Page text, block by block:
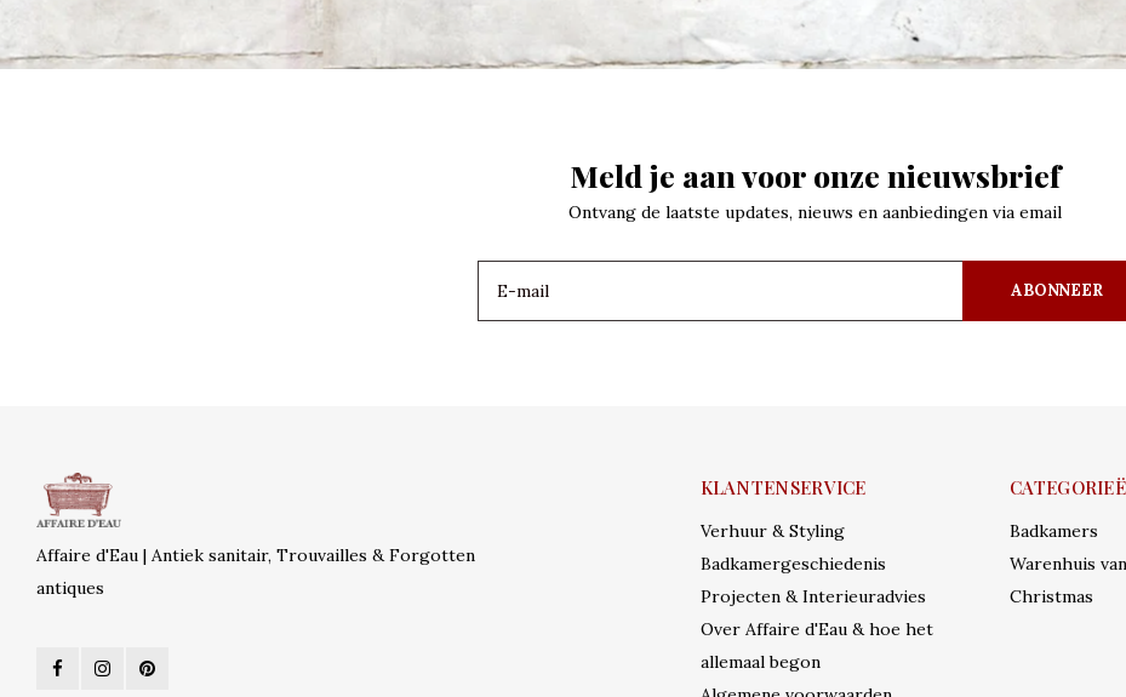
Meld je aan voor onze nieuwsbrief
Ontvang de laatste updates, nieuws en aanbiedingen via email
ABONNEER
Affaire d'Eau | Antiek sanitair, Trouvailles & Forgotten
antiques
KLANTENSERVICE
Verhuur & Styling
Badkamergeschiedenis
Projecten & Interieuradvies
Over Affaire d'Eau & hoe het
allemaal begon
Badkamers
Warenhuis
Christmas